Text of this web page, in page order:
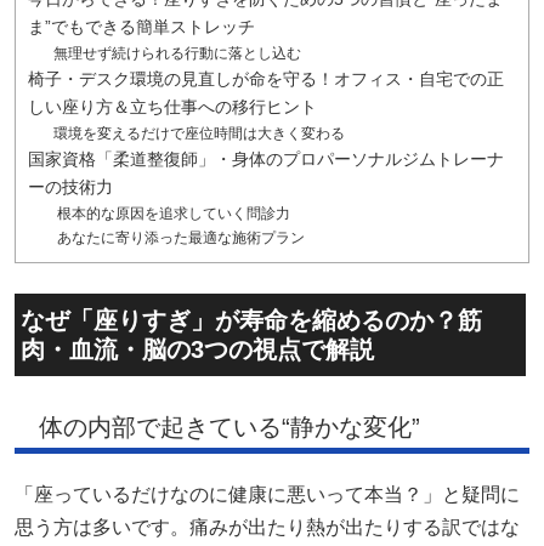
ま”でもできる簡単ストレッチ
無理せず続けられる行動に落とし込む
椅子・デスク環境の見直しが命を守る！オフィス・自宅での正
しい座り方＆立ち仕事への移行ヒント
環境を変えるだけで座位時間は大きく変わる
国家資格「柔道整復師」・身体のプロパーソナルジムトレーナ
ーの技術力
根本的な原因を追求していく問診力
あなたに寄り添った最適な施術プラン
なぜ「座りすぎ」が寿命を縮めるのか？筋
肉・血流・脳の3つの視点で解説
体の内部で起きている“静かな変化”
「座っているだけなのに健康に悪いって本当？」と疑問に
思う方は多いです。痛みが出たり熱が出たりする訳ではな